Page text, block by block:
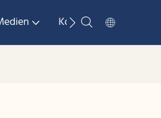
Kontaktieren Sie Uns